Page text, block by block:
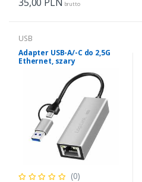
brutto
USB
Adapter USB-A/-C do 2,5G
Ethernet, szary
(0)